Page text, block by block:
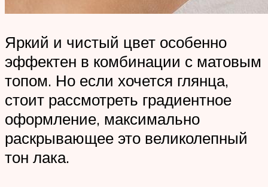
Яркий и чистый цвет особенно
эффектен в комбинации с матовым
топом. Но если хочется глянца,
стоит рассмотреть градиентное
оформление, максимально
раскрывающее это великолепный
тон лака.